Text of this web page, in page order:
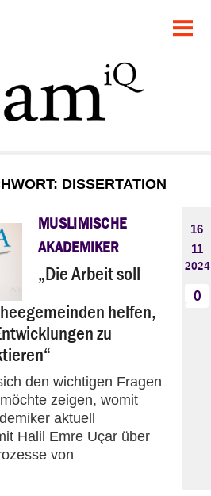
DISSERTATION
MUSLIMISCHE
AKADEMIKER
„Die Arbeit soll
helfen,
zu
den wichtigen Fragen
zeigen, womit
aktuell
Halil Emre Uçar über
von
16
11
2024
0